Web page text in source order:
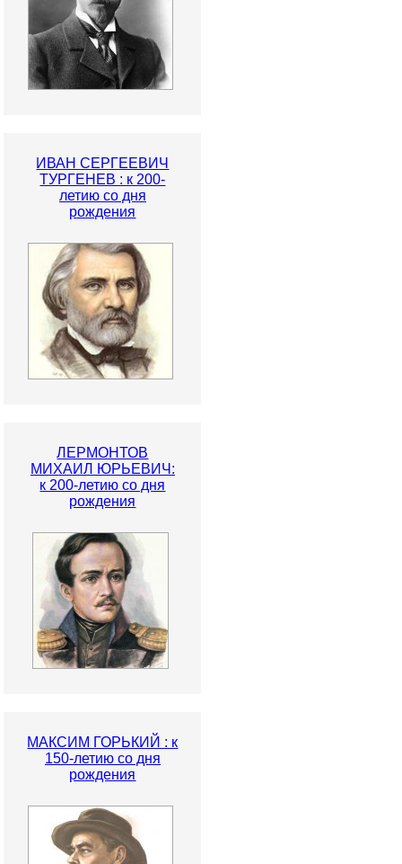
ИВАН СЕРГЕЕВИЧ
ТУРГЕНЕВ : к 200-
летию со дня
рождения
ЛЕРМОНТОВ
МИХАИЛ ЮРЬЕВИЧ:
к 200-летию со дня
рождения
МАКСИМ ГОРЬКИЙ : к
150-летию со дня
рождения